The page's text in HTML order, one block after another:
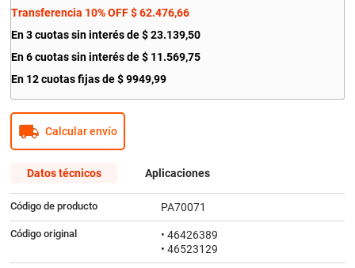
Transferencia 10% OFF $ 62.476,66
En 3 cuotas sin interés de $ 23.139,50
En 6 cuotas sin interés de$ 11.569,75
En 12 cuotas fijas de $ 9949,99
Calcular envío
Datos técnicos Aplicaciones
Código de producto PA70071
Código original
• 46426389
• 46523129